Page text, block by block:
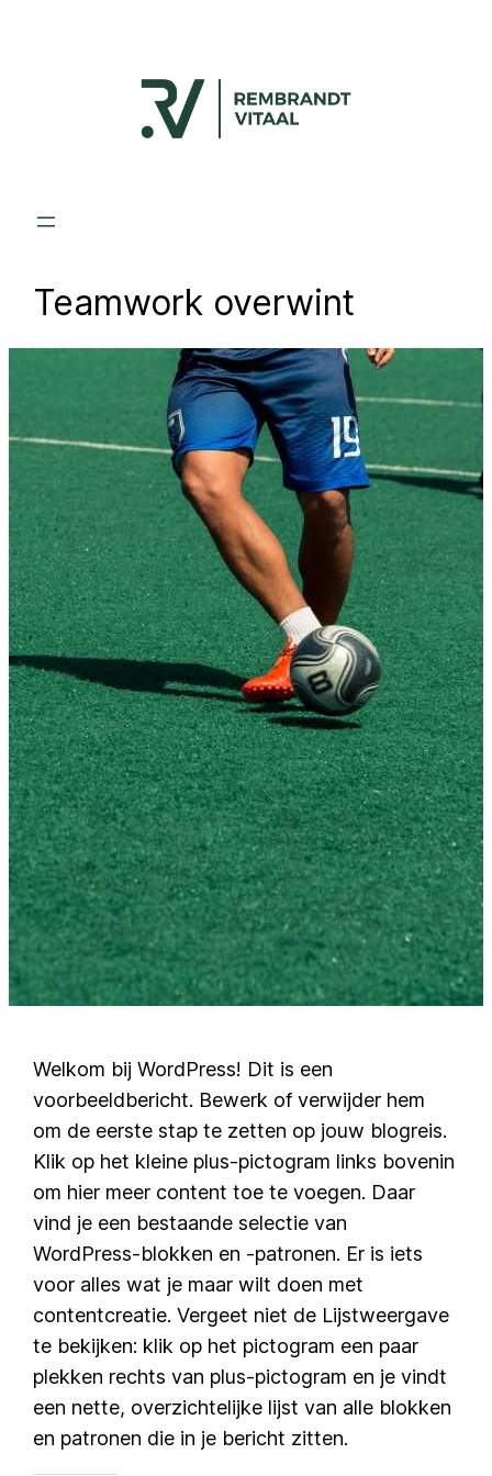
Teamwork overwint
Welkom bij WordPress! Dit is een
voorbeeldbericht. Bewerk of verwijder hem
om de eerste stap te zetten op jouw blogreis.
Klik op het kleine plus-pictogram links bovenin
om hier meer content toe te voegen. Daar
vind je een bestaande selectie van
WordPress-blokken en -patronen. Er is iets
voor alles wat je maar wilt doen met
contentcreatie. Vergeet niet de Lijstweergave
te bekijken: klik op het pictogram een paar
plekken rechts van plus-pictogram en je vindt
een nette, overzichtelijke lijst van alle blokken
en patronen die in je bericht zitten.